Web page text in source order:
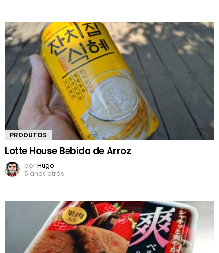
PRODUTOS
Lotte House Bebida de Arroz
porHugo
5 anos atrás